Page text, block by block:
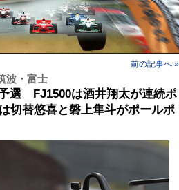
前の記事へ »
波・富士
選 FJ1500は酒井翔太が連続ポ
切替悠喜と磐上隼斗がポールポ